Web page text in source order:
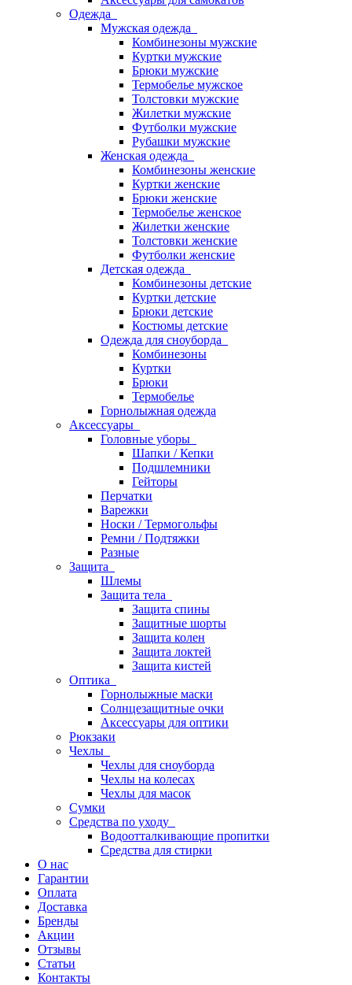
Одежда
Мужская одежда
Комбинезоны мужские
Куртки мужские
Брюки мужские
Термобелье мужское
Толстовки мужские
Жилетки мужские
Футболки мужские
Рубашки мужские
Женская одежда
Комбинезоны женские
Куртки женские
Брюки женские
Термобелье женское
Жилетки женские
Толстовки женские
Футболки женские
Детская одежда
Комбинезоны детские
Куртки детские
Брюки детские
Костюмы детские
Одежда для сноуборда
Комбинезоны
Куртки
Брюки
Термобелье
Горнолыжная одежда
Аксессуары
Головные уборы
Шапки / Кепки
Подшлемники
Гейторы
Перчатки
Варежки
Носки / Термогольфы
Ремни / Подтяжки
Разные
Защита
Шлемы
Защита тела
Защита спины
Защитные шорты
Защита колен
Защита локтей
Защита кистей
Оптика
Горнолыжные маски
Солнцезащитные очки
Аксессуары для оптики
Рюкзаки
Чехлы
Чехлы для сноуборда
Чехлы на колесах
Чехлы для масок
Сумки
Средства по уходу
Водоотталкивающие пропитки
Средства для стирки
О нас
Гарантии
Оплата
Доставка
Бренды
Акции
Отзывы
Статьи
Контакты